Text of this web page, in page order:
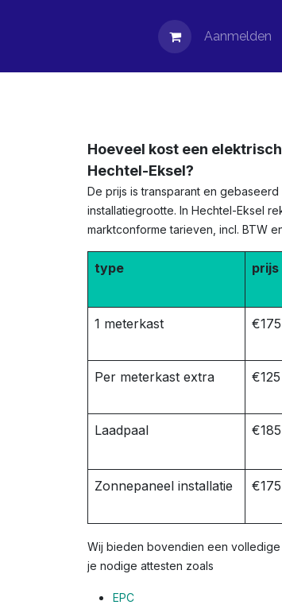
Contact Aanmelden
Hoeveel kost een
Hechtel-Eksel?
De prijs is transparant en
installatiegrootte. In Hechtel-Eksel
marktconforme tarieven, incl. BTW
type prijs
1 meterkast
Per meterkast extra
Laadpaal
Zonnepaneel installatie
Wij bieden bovendien een
je nodige attesten zoals
EPC